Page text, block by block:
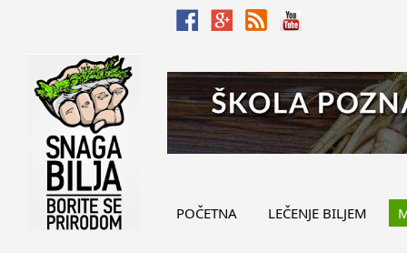
POČETNA LEČENJE BILJEM